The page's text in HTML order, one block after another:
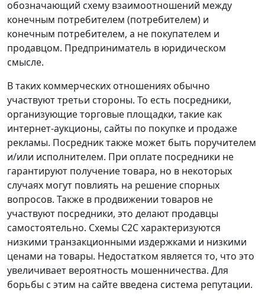
обозначающий схему взаимоотношений между
конечным потребителем (потребителем) и
конечным потребителем, а не покупателем и
продавцом. Предприниматель в юридическом
смысле.
В таких коммерческих отношениях обычно
участвуют третьи стороны. То есть посредники,
организующие торговые площадки, такие как
интернет-аукционы, сайты по покупке и продаже
рекламы. Посредник также может быть поручителем
и/или исполнителем. При оплате посредники не
гарантируют получение товара, но в некоторых
случаях могут повлиять на решение спорных
вопросов. Также в продвижении товаров не
участвуют посредники, это делают продавцы
самостоятельно. Схемы C2C характеризуются
низкими транзакционными издержками и низкими
ценами на товары. Недостатком является то, что это
увеличивает вероятность мошенничества. Для
борьбы с этим на сайте введена система репутации.